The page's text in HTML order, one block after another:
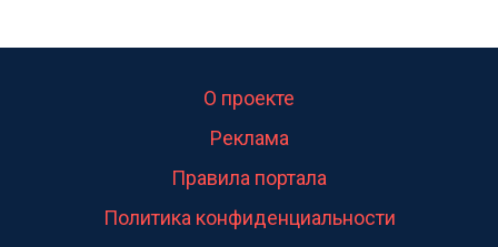
О проекте
Реклама
Правила портала
Политика конфиденциальности